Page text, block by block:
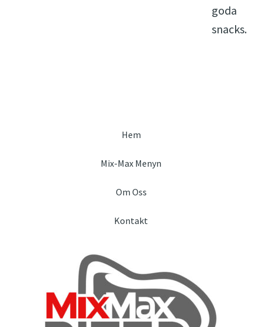
goda
snacks.
Hem
Mix-Max Menyn
Om Oss
Kontakt